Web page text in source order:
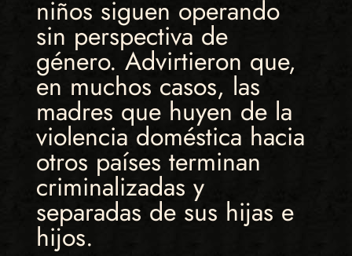
niños siguen operando
sin perspectiva de
género. Advirtieron que,
en muchos casos, las
madres que huyen de la
violencia doméstica hacia
otros países terminan
criminalizadas y
separadas de sus hijas e
hijos.